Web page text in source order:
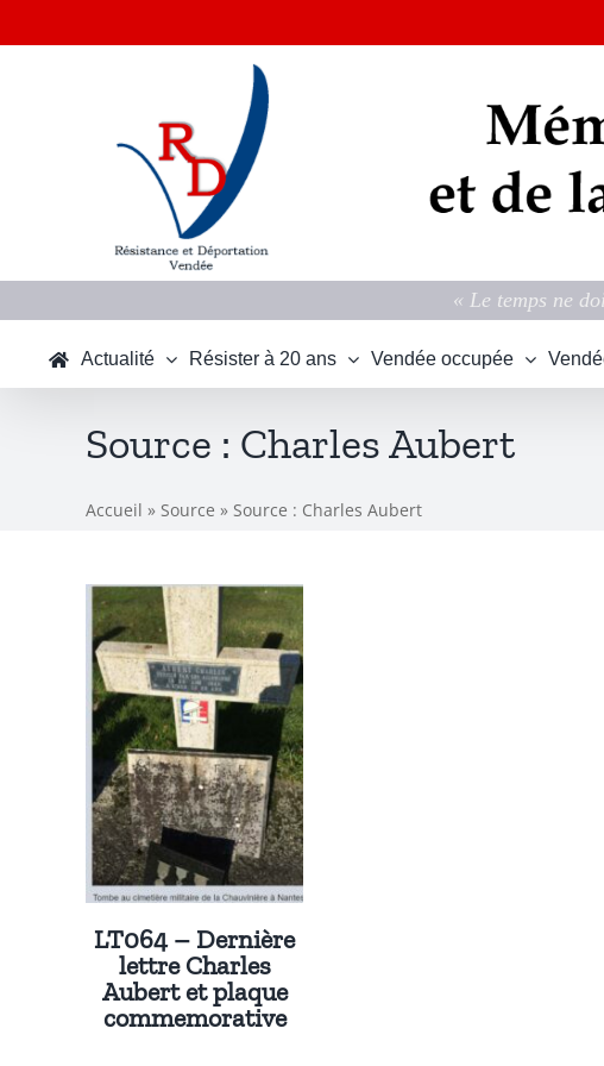
au
« Le temps ne
Actualité Résister à 20 ans Vendée occupée
Source : Charles Aubert
Accueil » Source » Source : Charles Aubert
LT064 – Dernière
lettre Charles
Aubert et plaque
commemorative